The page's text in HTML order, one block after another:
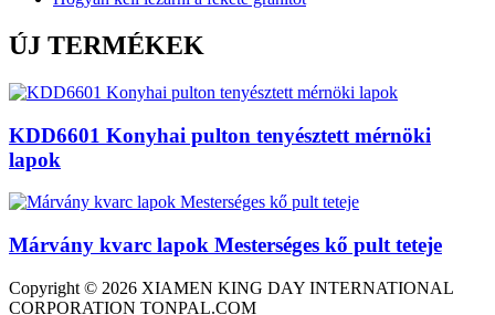
ÚJ TERMÉKEK
KDD6601 Konyhai pulton tenyésztett mérnöki
lapok
Márvány kvarc lapok Mesterséges kő pult teteje
Copyright © 2026 XIAMEN KING DAY INTERNATIONAL
CORPORATION TONPAL.COM